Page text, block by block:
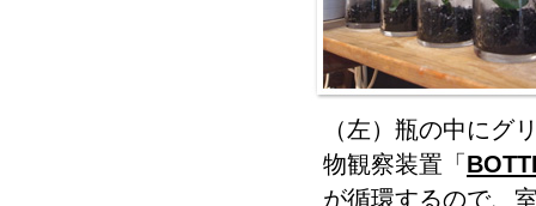
（左）瓶の中に
物観察装置「
が循環するので、